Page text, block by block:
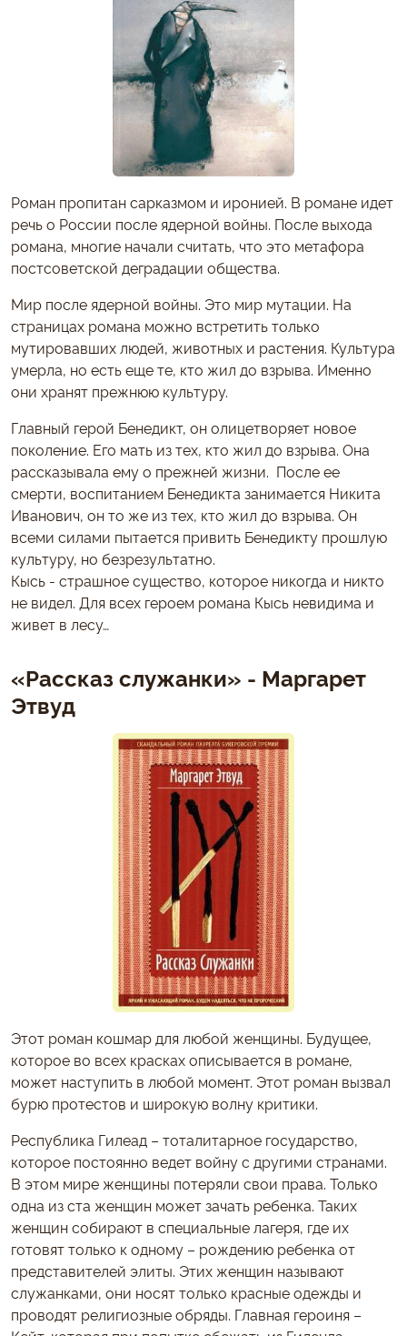
Роман пропитан сарказмом и иронией. В романе идет
речь о России после ядерной войны. После выхода
романа, многие начали считать, что это метафора
постсоветской деградации общества.
Мир после ядерной войны. Это мир мутации. На
страницах романа можно встретить только
мутировавших людей, животных и растения. Культура
умерла, но есть еще те, кто жил до взрыва. Именно
они хранят прежнюю культуру.
Главный герой Бенедикт, он олицетворяет новое
поколение. Его мать из тех, кто жил до взрыва. Она
рассказывала ему о прежней жизни. После ее
смерти, воспитанием Бенедикта занимается Никита
Иванович, он то же из тех, кто жил до взрыва. Он
всеми силами пытается привить Бенедикту прошлую
культуру, но безрезультатно.
Кысь - страшное существо, которое никогда и никто
не видел. Для всех героем романа Кысь невидима и
живет в лесу…
«Рассказ служанки» - Маргарет
Этвуд
Этот роман кошмар для любой женщины. Будущее,
которое во всех красках описывается в романе,
может наступить в любой момент. Этот роман вызвал
бурю протестов и широкую волну критики.
Республика Гилеад – тоталитарное государство,
которое постоянно ведет войну с другими странами.
В этом мире женщины потеряли свои права. Только
одна из ста женщин может зачать ребенка. Таких
женщин собирают в специальные лагеря, где их
готовят только к одному – рождению ребенка от
представителей элиты. Этих женщин называют
служанками, они носят только красные одежды и
проводят религиозные обряды. Главная героиня –